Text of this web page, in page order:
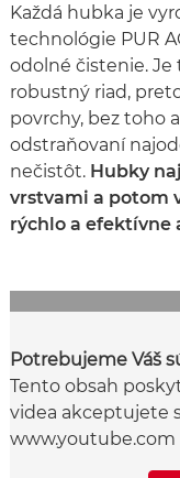
Každá hubka je
technológie PUR
odolné čistenie.
robustný riad,
povrchy, bez toho
odstraňovaní
nečistôt. Hubky
vrstvami a potom
rýchlo a efektívne
Potrebujeme Váš
Tento obsah
videa akceptujete
www.youtube.com